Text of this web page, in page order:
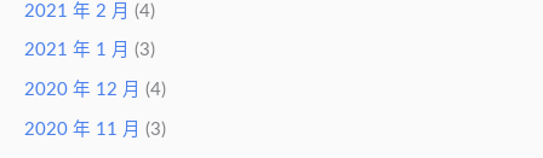
2021 年 2 月 (4)
2021 年 1 月 (3)
2020 年 12 月 (4)
2020 年 11 月 (3)